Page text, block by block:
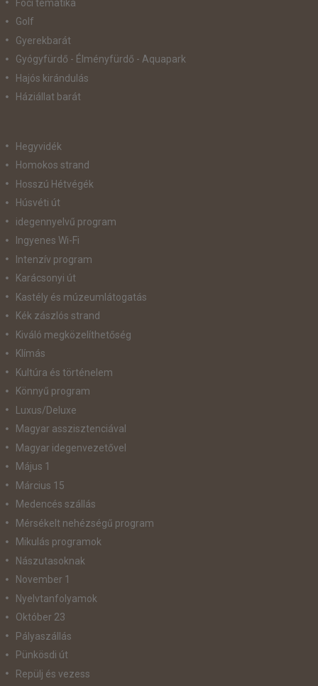
Foci tematika
Golf
Gyerekbarát
Gyógyfürdő - Élményfürdő - Aquapark
Hajós kirándulás
Háziállat barát
Hegyvidék
Homokos strand
Hosszú Hétvégék
Húsvéti út
idegennyelvű program
Ingyenes Wi-Fi
Intenzív program
Karácsonyi út
Kastély és múzeumlátogatás
Kék zászlós strand
Kiváló megközelíthetőség
Klímás
Kultúra és történelem
Könnyű program
Luxus/Deluxe
Magyar asszisztenciával
Magyar idegenvezetővel
Május 1
Március 15
Medencés szállás
Mérsékelt nehézségű program
Mikulás programok
Nászutasoknak
November 1
Nyelvtanfolyamok
Október 23
Pályaszállás
Pünkösdi út
Repülj és vezess